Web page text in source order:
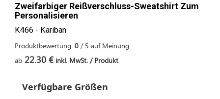
Zweifarbiger Reißverschluss-Sweatshirt Zum
Personalisieren
K466 - Kariban
Produktbewertung: 0 / 5 auf Meinung
ab 22.30 € inkl. MwSt. / Produkt
Verfügbare Größen